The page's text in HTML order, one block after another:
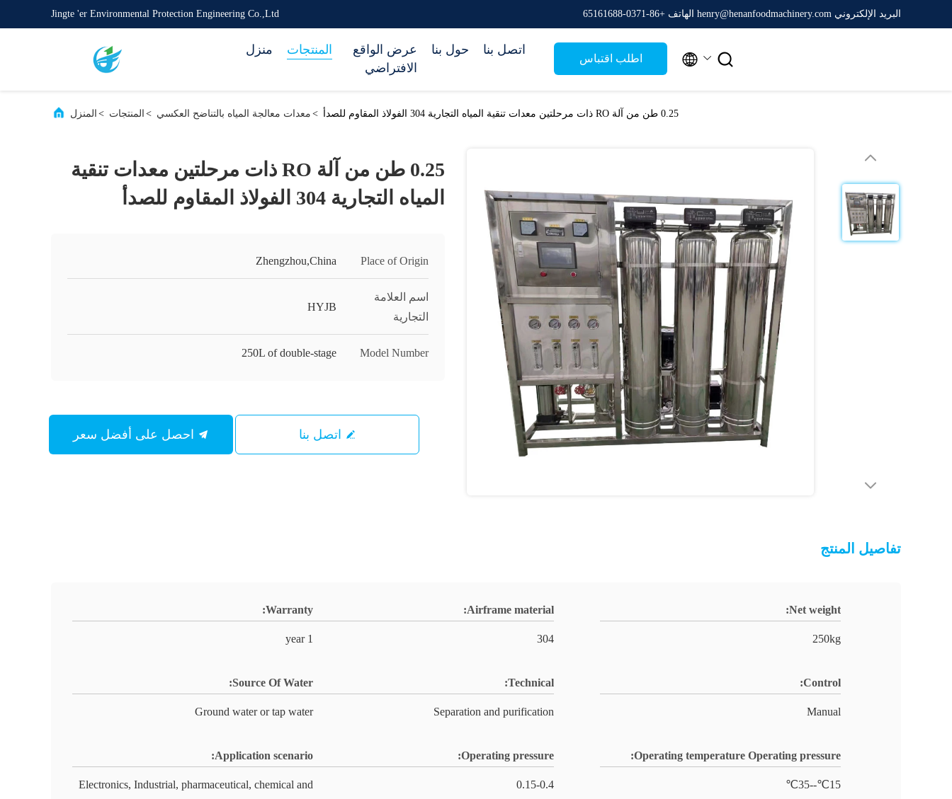
Jingte 'er Environmental Protection Engineering Co.,Ltd البريد الإلكتروني henry@henanfoodmachinery.com الهاتف +86-0371-65161688
منزل المنتجات
عرض الواقع
الافتراضي
حول بنا اتصل بنا
اطلب اقتباس  
المنزل > المنتجات > معدات معالجة المياه بالتناضح العكسي > 0.25 طن من آلة RO ذات مرحلتين معدات تنقية المياه التجارية 304 الفولاذ المقاوم للصدأ
0.25 طن من آلة RO ذات مرحلتين معدات تنقية
المياه التجارية 304 الفولاذ المقاوم للصدأ
Place of Origin
Zhengzhou,China
اسم العلامة
التجارية
HYJB
Model Number
250L of double-stage
اتصل بنا
تفاصيل المنتج
Net weight:
250kg
Airframe material:
304
Warranty:
1 year
Control:
Manual
Technical:
Separation and purification
Source Of Water:
Ground water or tap water
Operating temperature Operating pressure:
15℃--35℃
Operating pressure:
0.15-0.4
Application scenario:
Electronics, Industrial, pharmaceutical, chemical and